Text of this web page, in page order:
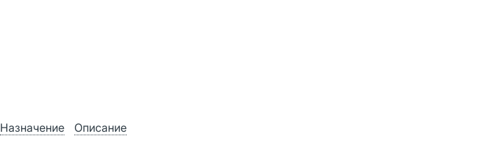
Назначение
Описание